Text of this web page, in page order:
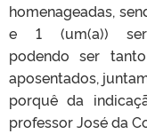
homenageadas,
e 1 (um(a))
podendo ser
aposentados,
porquê da
professor José da